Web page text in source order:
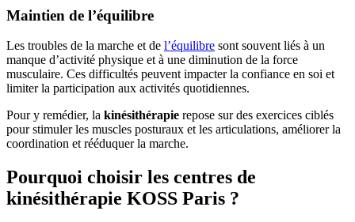
Maintien de l’équilibre
Les troubles de la marche et de l’équilibre sont souvent liés à un
manque d’activité physique et à une diminution de la force
musculaire. Ces difficultés peuvent impacter la confiance en soi et
limiter la participation aux activités quotidiennes.
Pour y remédier, la kinésithérapie repose sur des exercices ciblés
pour stimuler les muscles posturaux et les articulations, améliorer la
coordination et rééduquer la marche.
Pourquoi choisir les centres de
kinésithérapie KOSS Paris ?